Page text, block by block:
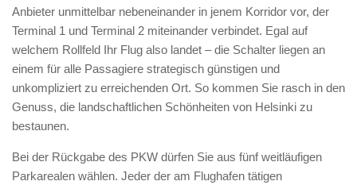
Anbieter unmittelbar nebeneinander in jenem Korridor vor, der
Terminal 1 und Terminal 2 miteinander verbindet. Egal auf
welchem Rollfeld Ihr Flug also landet – die Schalter liegen an
einem für alle Passagiere strategisch günstigen und
unkompliziert zu erreichenden Ort. So kommen Sie rasch in den
Genuss, die landschaftlichen Schönheiten von Helsinki zu
bestaunen.
Bei der Rückgabe des PKW dürfen Sie aus fünf weitläufigen
Parkarealen wählen. Jeder der am Flughafen tätigen